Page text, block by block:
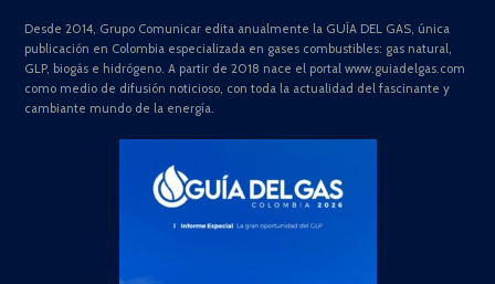
Desde 2014, Grupo Comunicar edita anualmente la GUÍA DEL GAS, única
publicación en Colombia especializada en gases combustibles: gas natural,
GLP, biogás e hidrógeno. A partir de 2018 nace el portal www.guiadelgas.com
como medio de difusión noticioso, con toda la actualidad del fascinante y
cambiante mundo de la energía.